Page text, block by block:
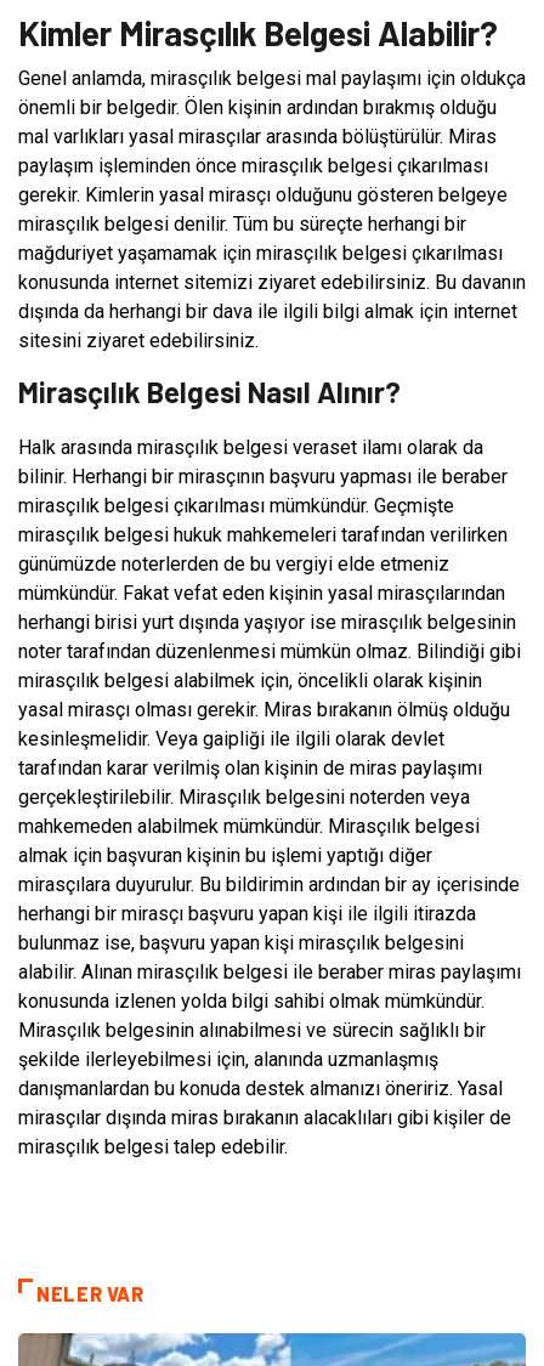
Kimler Mirasçılık Belgesi Alabilir?
Genel anlamda, mirasçılık belgesi mal paylaşımı için oldukça
önemli bir belgedir. Ölen kişinin ardından bırakmış olduğu
mal varlıkları yasal mirasçılar arasında bölüştürülür. Miras
paylaşım işleminden önce mirasçılık belgesi çıkarılması
gerekir. Kimlerin yasal mirasçı olduğunu gösteren belgeye
mirasçılık belgesi denilir. Tüm bu süreçte herhangi bir
mağduriyet yaşamamak için mirasçılık belgesi çıkarılması
konusunda internet sitemizi ziyaret edebilirsiniz. Bu davanın
dışında da herhangi bir dava ile ilgili bilgi almak için internet
sitesini ziyaret edebilirsiniz.
Mirasçılık Belgesi Nasıl Alınır?
Halk arasında mirasçılık belgesi veraset ilamı olarak da
bilinir. Herhangi bir mirasçının başvuru yapması ile beraber
mirasçılık belgesi çıkarılması mümkündür. Geçmişte
mirasçılık belgesi hukuk mahkemeleri tarafından verilirken
günümüzde noterlerden de bu vergiyi elde etmeniz
mümkündür. Fakat vefat eden kişinin yasal mirasçılarından
herhangi birisi yurt dışında yaşıyor ise mirasçılık belgesinin
noter tarafından düzenlenmesi mümkün olmaz. Bilindiği gibi
mirasçılık belgesi alabilmek için, öncelikli olarak kişinin
yasal mirasçı olması gerekir. Miras bırakanın ölmüş olduğu
kesinleşmelidir. Veya gaipliği ile ilgili olarak devlet
tarafından karar verilmiş olan kişinin de miras paylaşımı
gerçekleştirilebilir. Mirasçılık belgesini noterden veya
mahkemeden alabilmek mümkündür. Mirasçılık belgesi
almak için başvuran kişinin bu işlemi yaptığı diğer
mirasçılara duyurulur. Bu bildirimin ardından bir ay içerisinde
herhangi bir mirasçı başvuru yapan kişi ile ilgili itirazda
bulunmaz ise, başvuru yapan kişi mirasçılık belgesini
alabilir. Alınan mirasçılık belgesi ile beraber miras paylaşımı
konusunda izlenen yolda bilgi sahibi olmak mümkündür.
Mirasçılık belgesinin alınabilmesi ve sürecin sağlıklı bir
şekilde ilerleyebilmesi için, alanında uzmanlaşmış
danışmanlardan bu konuda destek almanızı öneririz. Yasal
mirasçılar dışında miras bırakanın alacaklıları gibi kişiler de
mirasçılık belgesi talep edebilir.
NELER VAR